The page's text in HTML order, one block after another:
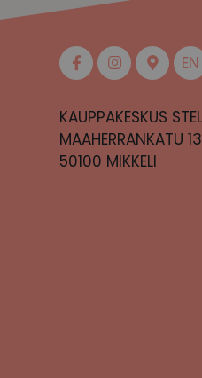
EN
KAUPPAKESKUS
MAAHERRANKATU 13
50100 MIKKELI